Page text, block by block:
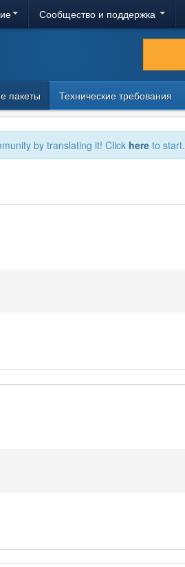
Сообщество и поддержка
пакеты Технические требования
by translating it! Click here to start.